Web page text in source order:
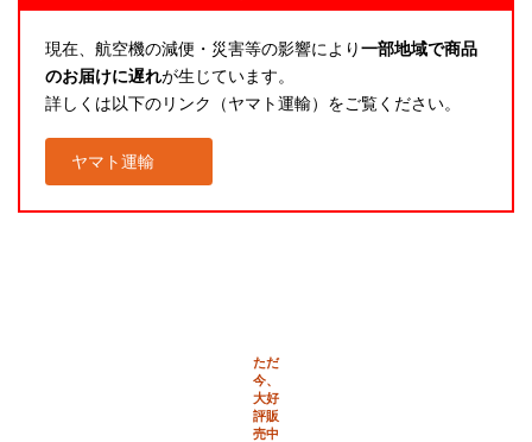
現在、航空機の減便・災害等の影響により一部地域で商品
のお届けに遅れが生じています。
詳しくは以下のリンク（ヤマト運輸）をご覧ください。
ヤマト運輸
ただ
今、
大好
評販
売中